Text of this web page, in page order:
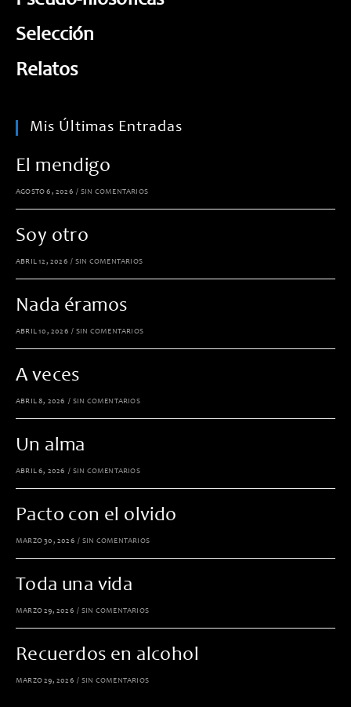
Selección
Relatos
Mis Últimas Entradas
El mendigo
AGOSTO 6, 2026 / SIN COMENTARIOS
Soy otro
ABRIL 12, 2026 / SIN COMENTARIOS
Nada éramos
ABRIL 10, 2026 / SIN COMENTARIOS
A veces
ABRIL 8, 2026 / SIN COMENTARIOS
Un alma
ABRIL 6, 2026 / SIN COMENTARIOS
Pacto con el olvido
MARZO 30, 2026 / SIN COMENTARIOS
Toda una vida
MARZO 29, 2026 / SIN COMENTARIOS
Recuerdos en alcohol
MARZO 29, 2026 / SIN COMENTARIOS